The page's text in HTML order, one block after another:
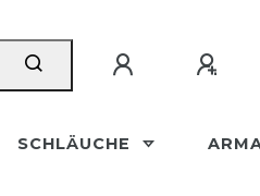
SCHLÄUCHE